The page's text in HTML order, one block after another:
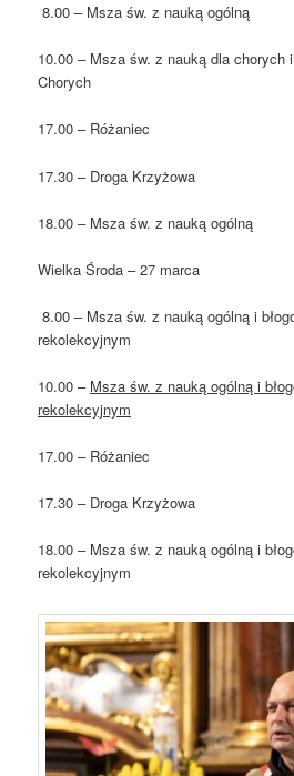
8.00 – Msza św. z nauką ogólną
10.00 – Msza św. z nauką dla chorych
Chorych
17.00 – Różaniec
17.30 – Droga Krzyżowa
18.00 – Msza św. z nauką ogólną
Wielka Środa – 27 marca
8.00 – Msza św. z nauką ogólną i
rekolekcyjnym
10.00 – Msza św. z nauką ogólną i
rekolekcyjnym
17.00 – Różaniec
17.30 – Droga Krzyżowa
18.00 – Msza św. z nauką ogólną i
rekolekcyjnym